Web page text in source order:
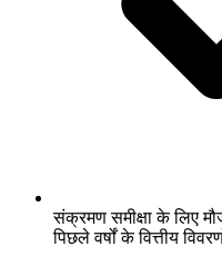
संक्रमण समीक्षा के लिए
पिछले वर्षों के वित्तीय